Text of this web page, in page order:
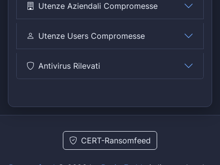
Utenze Aziendali Compromesse
Utenze Users Compromesse
Antivirus Rilevati
CERT-Ransomfeed